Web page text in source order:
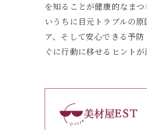
を知ることが健康的なま
いうちに目元トラブルの
ア、そして安心できる予
ぐに行動に移せるヒントが